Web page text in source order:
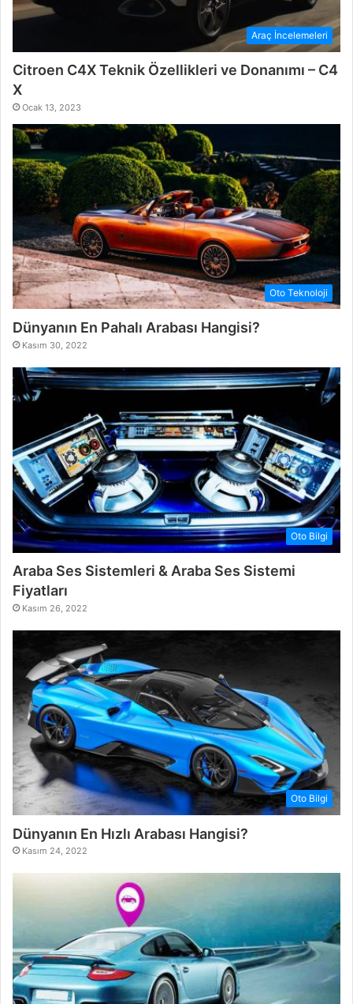
Araç İncelemeleri
Citroen C4X Teknik Özellikleri ve Donanımı – C4
X
Ocak 13, 2023
Oto Teknoloji
Dünyanın En Pahalı Arabası Hangisi?
Kasım 30, 2022
Oto Bilgi
Araba Ses Sistemleri & Araba Ses Sistemi
Fiyatları
Kasım 26, 2022
Oto Bilgi
Dünyanın En Hızlı Arabası Hangisi?
Kasım 24, 2022